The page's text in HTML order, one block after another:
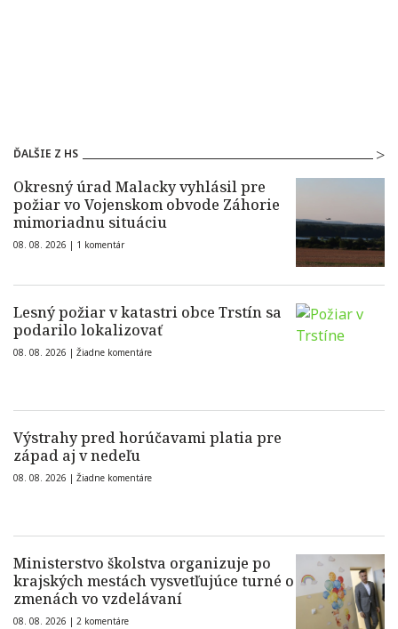
ĎALŠIE Z HS
Okresný úrad Malacky vyhlásil pre
požiar vo Vojenskom obvode Záhorie
mimoriadnu situáciu
08. 08. 2026 | 1 komentár
Lesný požiar v katastri obce Trstín sa
podarilo lokalizovať
08. 08. 2026 | Žiadne komentáre
Výstrahy pred horúčavami platia pre
západ aj v nedeľu
08. 08. 2026 | Žiadne komentáre
Ministerstvo školstva organizuje po
krajských mestách vysvetľujúce turné o
zmenách vo vzdelávaní
08. 08. 2026 | 2 komentáre